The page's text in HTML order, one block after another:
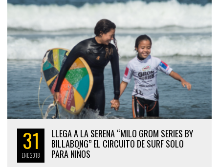
31
ENE2018
LLEGA A LA SERENA “MILO GROM SERIES BY
BILLABONG” EL CIRCUITO DE SURF SOLO
PARA NIÑOS